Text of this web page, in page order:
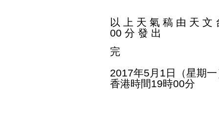
以 上 天 氣 稿 由 天 文
00 分 發 出
完
2017年5月1日（星期
香港時間19時00分